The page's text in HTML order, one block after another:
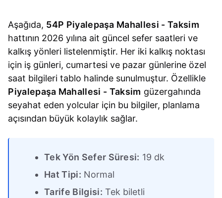
Aşağıda, 54P Piyalepaşa Mahallesi - Taksim
hattının 2026 yılına ait güncel sefer saatleri ve
kalkış yönleri listelenmiştir. Her iki kalkış noktası
için iş günleri, cumartesi ve pazar günlerine özel
saat bilgileri tablo halinde sunulmuştur. Özellikle
Piyalepaşa Mahallesi - Taksim güzergahında
seyahat eden yolcular için bu bilgiler, planlama
açısından büyük kolaylık sağlar.
Tek Yön Sefer Süresi: 19 dk
Hat Tipi: Normal
Tarife Bilgisi: Tek biletli